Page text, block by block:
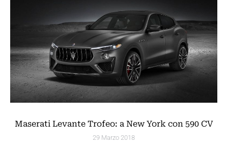
Maserati Levante Trofeo: a New York con 590 CV
29 Marzo 2018